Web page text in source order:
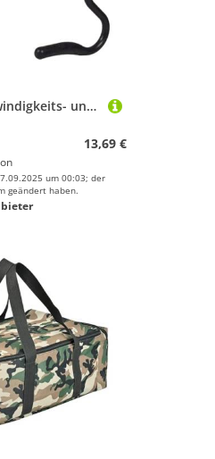
harayaa Geschwindigkeits- und Beweglichkeitshürden Sporthürden Fußballtraining Sprungstange für Basketball, Gelb
13,69 €
um 00:03; der
geändert haben.